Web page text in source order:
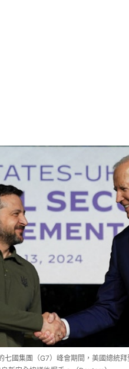
國集團（G7）峰會期間，美國總統